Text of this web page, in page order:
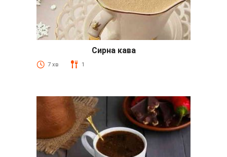
Сирна кава
7 хв 1